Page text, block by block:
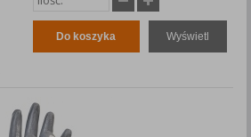
Do koszyka Wyświetl